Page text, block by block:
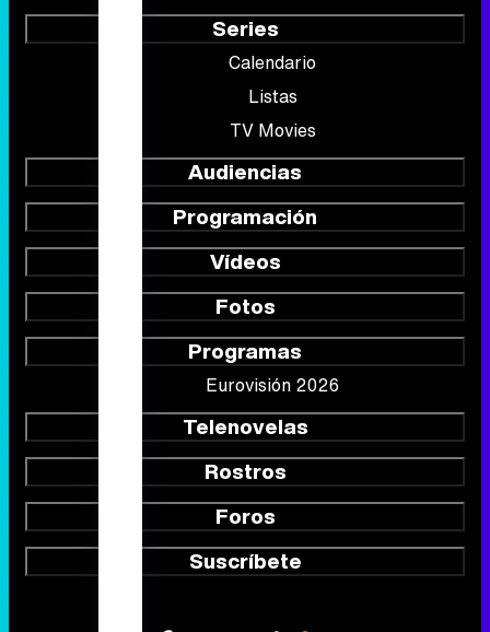
Series
Calendario
Listas
TV Movies
Audiencias
Programación
Vídeos
Fotos
Programas
Eurovisión 2026
Telenovelas
Rostros
Foros
Suscríbete